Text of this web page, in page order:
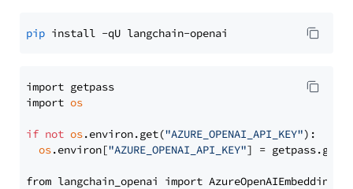
pip
import getpass
import os
if not os.environ.get("AZURE_OPENAI_API_KEY"):
os.environ["AZURE_OPENAI_API_KEY"] =
from langchain_openai import AzureOpenAIEmbeddings